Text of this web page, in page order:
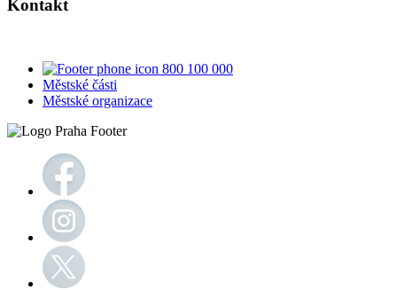
Kontakt
800 100 000
Městské části
Městské organizace